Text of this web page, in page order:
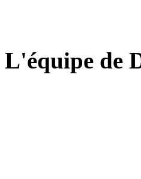
L'équipe de